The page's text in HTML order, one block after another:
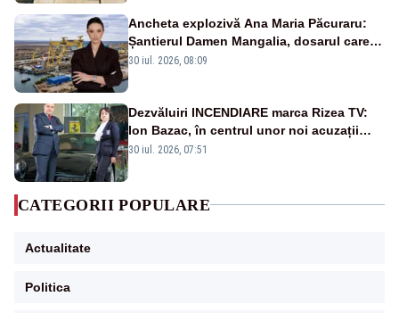
Ancheta explozivă Ana Maria Păcuraru:
Șantierul Damen Mangalia, dosarul care
scufundă apărarea României
30 iul. 2026, 08:09
Dezvăluiri INCENDIARE marca Rizea TV:
Ion Bazac, în centrul unor noi acuzații
publice
30 iul. 2026, 07:51
CATEGORII POPULARE
Actualitate
Politica